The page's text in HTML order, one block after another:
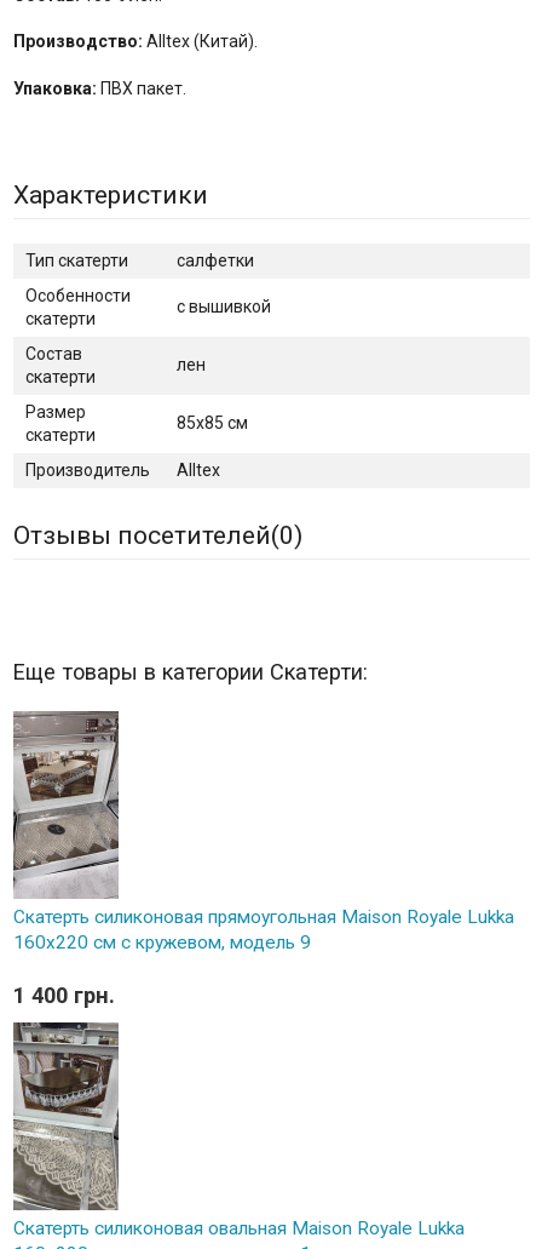
Производство: Alltex (Китай).
Упаковка: ПВХ пакет.
Характеристики
Тип скатерти
салфетки
Особенности
скатерти
с вышивкой
Состав
скатерти
лен
Размер
скатерти
85х85 см
Производитель Alltex
Отзывы посетителей(0)
Еще товары в категории Скатерти:
Скатерть силиконовая прямоугольная Maison Royale Lukka
160х220 см с кружевом, модель 9
1 400 грн.
Скатерть силиконовая овальная Maison Royale Lukka